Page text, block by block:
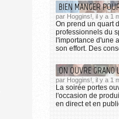
BIEN MANGER
par Hoggins!, il y a 1
On prend un quart
professionnels du
l'importance d'une
son effort. Des
ON OUVRE GRAND
par Hoggins!, il y a 1
La soirée portes
l'occasion de
en direct et en